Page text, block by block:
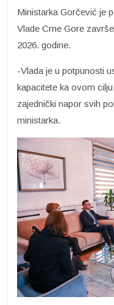
Ministarka Gorčević je
Vlade Crne Gore
2026. godine.
-Vlada je u potpunosti
kapacitete ka ovom
zajednički napor svih
ministarka.